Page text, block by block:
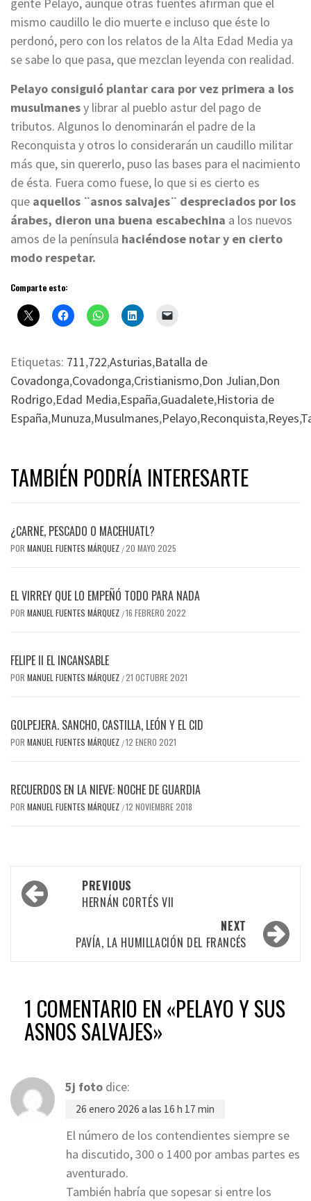
gente Pelayo, aunque otras fuentes afirman que el
mismo caudillo le dio muerte e incluso que éste lo
perdonó, pero con los relatos de la Alta Edad Media ya
se sabe lo que pasa, que mezclan leyenda con realidad.
Pelayo consiguió plantar cara por vez primera a los
musulmanesy librar al pueblo astur del pago de
tributos. Algunos lo denominarán el padre de la
Reconquista y otros lo considerarán un caudillo militar
más que, sin quererlo, puso las bases para el nacimiento
de ésta. Fuera como fuese, lo que si es cierto es
que aquellos ¨asnos salvajes¨ despreciados por los
árabes, dieron una buena escabechina a los nuevos
amos de la península haciéndose notar y en cierto
modo respetar.
Comparte esto:
Etiquetas: 711,722,Asturias,Batalla de
Covadonga,Covadonga,Cristianismo,Don Julian,Don
Rodrigo,Edad Media,España,Guadalete,Historia de
España,Munuza,Musulmanes,Pelayo,Reconquista,Reyes,
TAMBIÉN PODRÍA INTERESARTE
¿CARNE, PESCADO O MACEHUATL?
POR MANUEL FUENTES MÁRQUEZ /20 MAYO 2025
EL VIRREY QUE LO EMPEÑÓ TODO PARA NADA
POR MANUEL FUENTES MÁRQUEZ /16 FEBRERO 2022
FELIPE II EL INCANSABLE
POR MANUEL FUENTES MÁRQUEZ /21 OCTUBRE 2021
GOLPEJERA. SANCHO, CASTILLA, LEÓN Y EL CID
POR MANUEL FUENTES MÁRQUEZ /12 ENERO 2021
RECUERDOS EN LA NIEVE: NOCHE DE GUARDIA
POR MANUEL FUENTES MÁRQUEZ /12 NOVIEMBRE 2018
Post
navigation
PREVIOUS
HERNÁN CORTÉS VII
NEXT
PAVÍA, LA HUMILLACIÓN DEL FRANCÉS
1 COMENTARIO EN «PELAYO Y SUS
ASNOS SALVAJES»
5j foto dice:
26 enero 2026 a las 16 h 17 min
El número de los contendientes siempre se
ha discutido, 300 o 1400 por ambas partes es
aventurado.
También habría que sopesar si entre los